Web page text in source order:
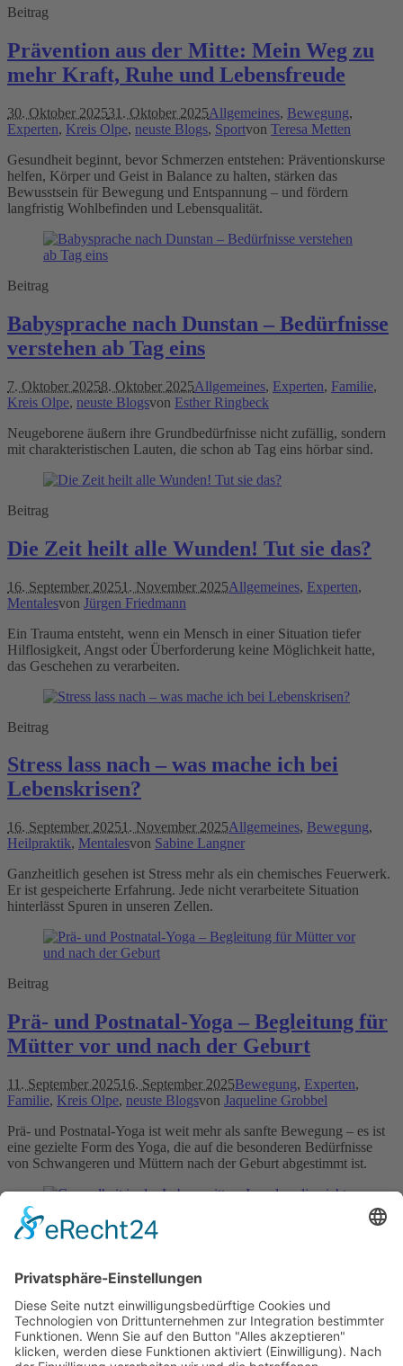
Beitrag
Prävention aus der Mitte: Mein Weg zu
mehr Kraft, Ruhe und Lebensfreude
30. Oktober 202531. Oktober 2025Allgemeines, Bewegung,
Experten, Kreis Olpe, neuste Blogs, Sportvon Teresa Metten
Gesundheit beginnt, bevor Schmerzen entstehen: Präventionskurse
helfen, Körper und Geist in Balance zu halten, stärken das
Bewusstsein für Bewegung und Entspannung – und fördern
langfristig Wohlbefinden und Lebensqualität.
Beitrag
Babysprache nach Dunstan – Bedürfnisse
verstehen ab Tag eins
7. Oktober 20258. Oktober 2025Allgemeines, Experten, Familie,
Kreis Olpe, neuste Blogsvon Esther Ringbeck
Neugeborene äußern ihre Grundbedürfnisse nicht zufällig, sondern
mit charakteristischen Lauten, die schon ab Tag eins hörbar sind.
Beitrag
Die Zeit heilt alle Wunden! Tut sie das?
16. September 20251. November 2025Allgemeines, Experten,
Mentalesvon Jürgen Friedmann
Ein Trauma entsteht, wenn ein Mensch in einer Situation tiefer
Hilflosigkeit, Angst oder Überforderung keine Möglichkeit hatte,
das Geschehen zu verarbeiten.
Beitrag
Stress lass nach – was mache ich bei
Lebenskrisen?
16. September 20251. November 2025Allgemeines, Bewegung,
Heilpraktik, Mentalesvon Sabine Langner
Ganzheitlich gesehen ist Stress mehr als ein chemisches Feuerwerk.
Er ist gespeicherte Erfahrung. Jede nicht verarbeitete Situation
hinterlässt Spuren in unseren Zellen.
Beitrag
Prä- und Postnatal-Yoga – Begleitung für
Mütter vor und nach der Geburt
11. September 202516. September 2025Bewegung, Experten,
Familie, Kreis Olpe, neuste Blogsvon Jaqueline Grobbel
Prä- und Postnatal-Yoga ist weit mehr als sanfte Bewegung – es ist
eine gezielte Form des Yoga, die auf die besonderen Bedürfnisse
von Schwangeren und Müttern nach der Geburt abgestimmt ist.
Beitrag
Gesundheit in der Lebensmitte – Impulse,
die nicht im Standardratgeber stehen
13. August 202513. August 2025Allgemeines ,Experten,neuste
BlogsvonBrigitte Bauch